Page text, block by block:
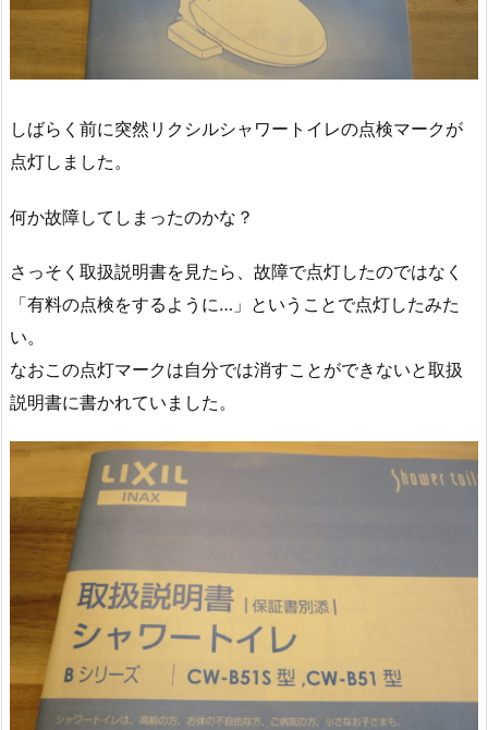
しばらく前に突然リクシルシャワートイレの点検マークが
点灯しました。
何か故障してしまったのかな？
さっそく取扱説明書を見たら、故障で点灯したのではなく
「有料の点検をするように…」ということで点灯したみた
い。
なおこの点灯マークは自分では消すことができないと取扱
説明書に書かれていました。